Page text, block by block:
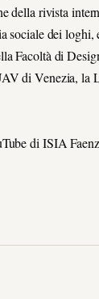
della rivista
dei
Facoltà di
di Venezia,
di ISIA